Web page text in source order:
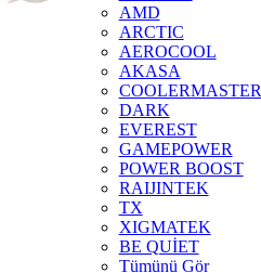
AMD
ARCTIC
AEROCOOL
AKASA
COOLERMASTER
DARK
EVEREST
GAMEPOWER
POWER BOOST
RAIJINTEK
TX
XIGMATEK
BE QUİET
Tümünü Gör